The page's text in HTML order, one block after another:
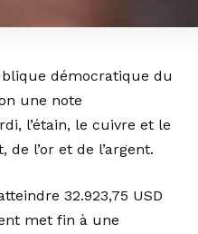
démocratique du
une note
l’étain, le cuivre et le
l’or et de l’argent.
32.923,75 USD
met fin à une